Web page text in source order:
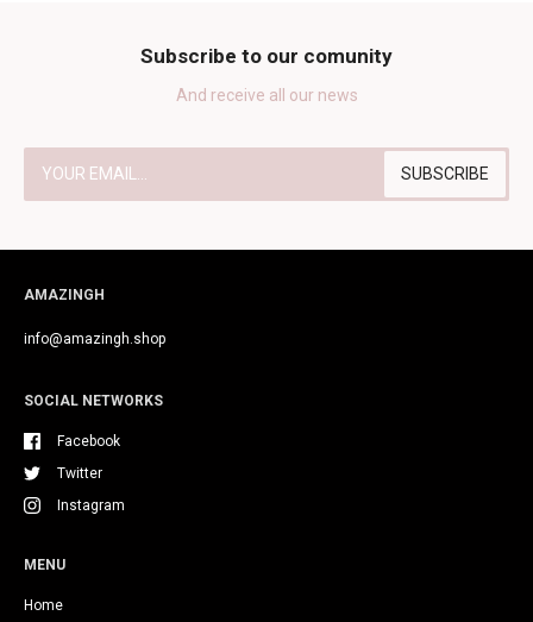
Subscribe to our comunity
And receive all our news
AMAZINGH
info@amazingh.shop
SOCIAL NETWORKS
Facebook
Twitter
Instagram
MENU
Home